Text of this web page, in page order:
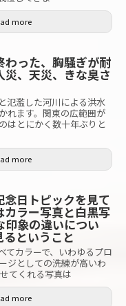
more
わった、胸騒ぎが耐
災、天災、きな臭さ
氾濫した河川による洪水
れます。関東の広範囲が
はとにかく数十年ぶりと
more
日トピックを見て
ラー写真と白黒写
印象の違いについ
ということ
てカラーで、いわゆるプロ
ジとしての洗練が高いわ
てくれる写真は
more